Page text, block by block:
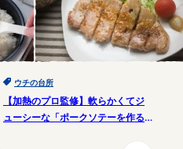
ウチの台所
【加熱のプロ監修】軟らかくてジ
ューシーな「ポークソテーを作る